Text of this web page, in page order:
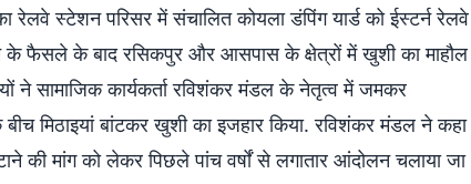
रेलवे स्टेशन परिसर में संचालित कोयला डंपिंग यार्ड को ईस्टर्न रेलवे
के फैसले के बाद रसिकपुर और आसपास के क्षेत्रों में खुशी का माहौल
ने सामाजिक कार्यकर्ता रविशंकर मंडल के नेतृत्व में जमकर
मिठाइयां बांटकर खुशी का इजहार किया. रविशंकर मंडल ने कहा
की मांग को लेकर पिछले पांच वर्षों से लगातार आंदोलन चलाया जा